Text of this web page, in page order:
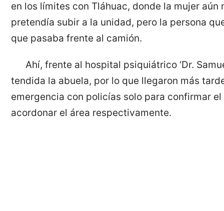
en los límites con Tláhuac, donde la mujer
pretendía subir a la unidad, pero la persona
que pasaba frente al camión.
Ahí, frente al hospital psiquiátrico ‘Dr.
tendida la abuela, por lo que llegaron más
emergencia con policías solo para confirmar
acordonar el área respectivamente.